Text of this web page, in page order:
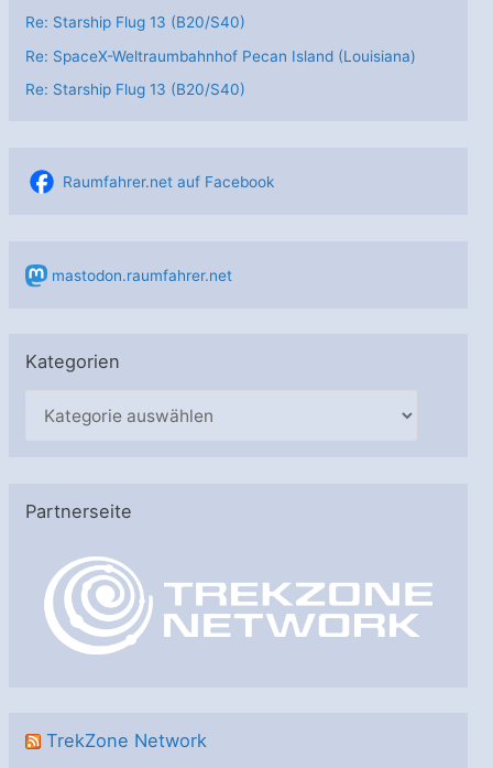
Re: Starship Flug 13 (B20/S40)
Re: SpaceX-Weltraumbahnhof Pecan Island (Louisiana)
Re: Starship Flug 13 (B20/S40)
Raumfahrer.net auf Facebook
mastodon.raumfahrer.net
Kategorien
g
Partnerseite
TrekZone Network